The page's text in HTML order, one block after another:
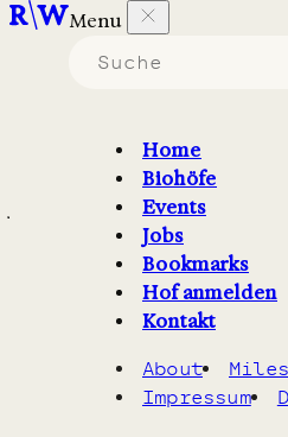
Menu
Home
Biohöfe
Events
Jobs
Bookmarks
Hof anmelden
Kontakt
About
Impressum
Hoffeste, Führungen und
jetzt entdecken und Termin
Karte